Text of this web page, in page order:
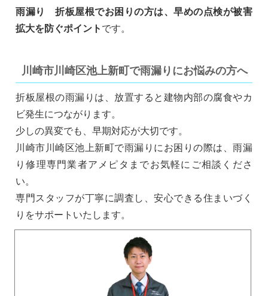
雨漏り 折板屋根でお困りの方は、早めの点検が被害
拡大を防ぐポイント です。
川崎市川崎区池上新町で雨漏りにお悩みの方へ
折板屋根の雨漏りは、放置すると建物内部の腐食やカ
ビ発生につながります。
少しの異変でも、早期対応が大切です。
川崎市川崎区池上新町で雨漏りにお困りの際は、雨漏
り修理専門業者アメピタまでお気軽にご相談くださ
い。
専門スタッフが丁寧に調査し、安心できる住まいづく
りをサポートいたします。